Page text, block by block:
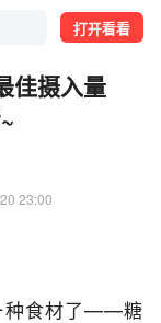
打开看看
佳摄入量
20 23:00
种食材了——糖